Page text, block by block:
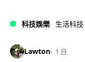
科技娛樂 生活科技
Lawton 1 日